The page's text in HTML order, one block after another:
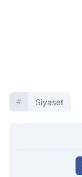
Siyaset